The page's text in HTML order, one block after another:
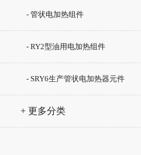
- 管状电加热组件
- RY2型油用电加热组件
- SRY6生产管状电加热器元件
+ 更多分类